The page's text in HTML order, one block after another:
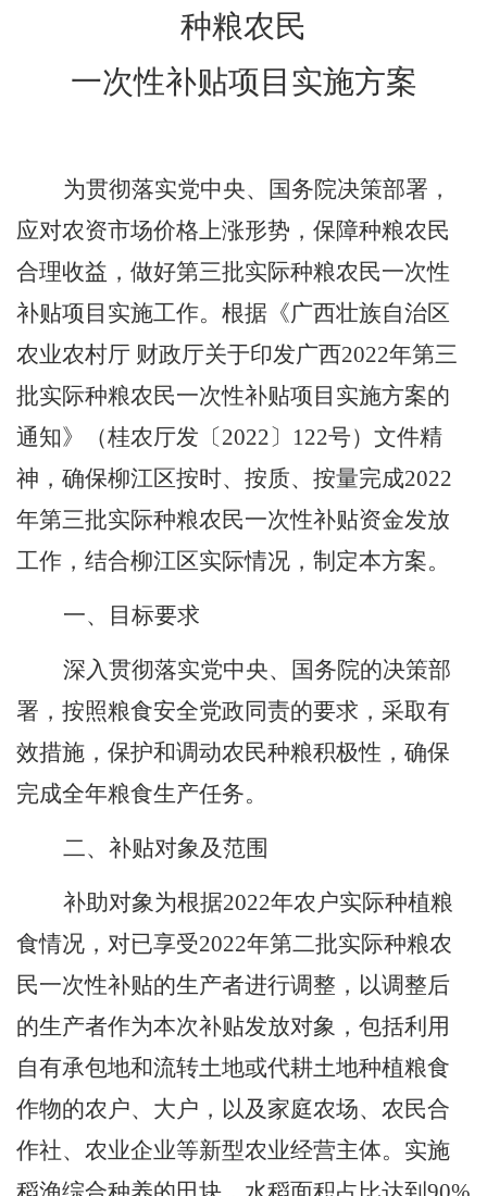
种粮农民
一次性补贴项目实施方案
为贯彻落实党中央、国务院决策部署，
应对农资市场价格上涨形势，保障种粮农民
合理收益，做好第三批实际种粮农民一次性
补贴项目实施工作。根据《广西壮族自治区
农业农村厅 财政厅关于印发广西2022年第三
批实际种粮农民一次性补贴项目实施方案的
通知》（桂农厅发〔2022〕 122号）文件精
神，确保柳江区按时、按质、按量完成2022
年第三批实际种粮农民一次性补贴资金发放
工作，结合柳江区实际情况，制定本方案。
一、目标要求
深入贯彻落实党中央、国务院的决策部
署，按照粮食安全党政同责的要求，采取有
效措施，保护和调动农民种粮积极性，确保
完成全年粮食生产任务。
二、补贴对象及范围
补助对象为根据2022年农户实际种植粮
食情况，对已享受2022年第二批实际种粮农
民一次性补贴的生产者进行调整，以调整后
的生产者作为本次补贴发放对象，包括利用
自有承包地和流转土地或代耕土地种植粮食
作物的农户、大户，以及家庭农场、农民合
作社、农业企业等新型农业经营主体。实施